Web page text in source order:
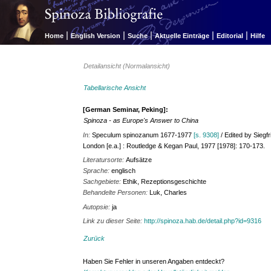
Home | English Version | Suche | Aktuelle Einträge | Editorial | Hilfe
Detailansicht (Normalansicht)
Tabellarische Ansicht
[German Seminar, Peking]:
Spinoza - as Europe's Answer to China
In:Speculum spinozanum 1677-1977[s. 9308] / Edited by
London [e.a.] : Routledge & Kegan Paul, 1977 [1978]: 170-173.
Literatursorte:Aufsätze
Sprache:englisch
Sachgebiete:Ethik, Rezeptionsgeschichte
Behandelte Personen:Luk, Charles
Autopsie:ja
Link zu dieser Seite:http://spinoza.hab.de/detail.php?id=9316
Zurück
Haben Sie Fehler in unseren Angaben entdeckt?